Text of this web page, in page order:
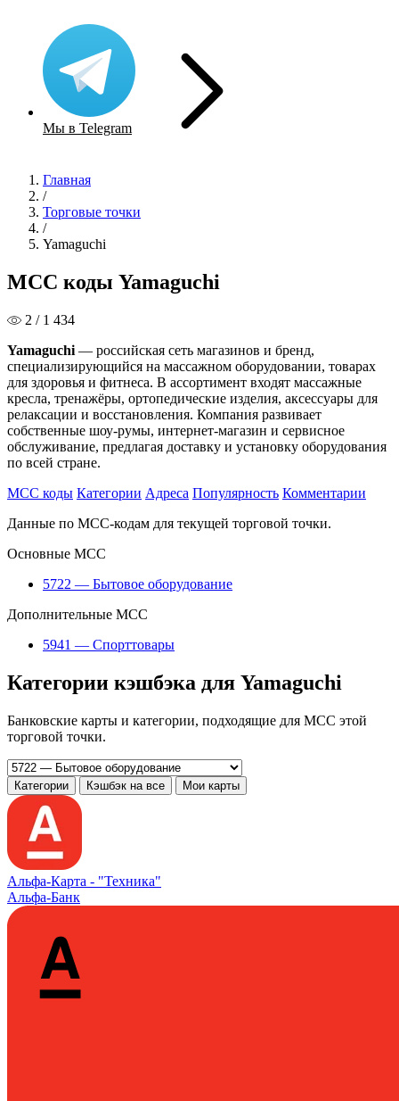
Мы в Telegram
Главная
/
Торговые точки
/
Yamaguchi
MCC коды Yamaguchi
2 / 1 434
Yamaguchi — российская сеть магазинов и бренд,
специализирующийся на массажном оборудовании, товарах
для здоровья и фитнеса. В ассортимент входят массажные
кресла, тренажёры, ортопедические изделия, аксессуары для
релаксации и восстановления. Компания развивает
собственные шоу-румы, интернет-магазин и сервисное
обслуживание, предлагая доставку и установку оборудования
по всей стране.
MCC коды Категории Адреса Популярность Комментарии
Данные по MCC-кодам для текущей торговой точки.
Основные MCC
5722 — Бытовое оборудование
Дополнительные MCC
5941 — Спорттовары
Категории кэшбэка для Yamaguchi
Банковские карты и категории, подходящие для MCC этой
торговой точки.
Категории Кэшбэк на все Мои карты
Альфа‑Карта - "Техника"
Альфа-Банк